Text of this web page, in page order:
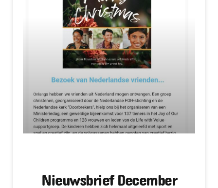
Nieuwsbrief December